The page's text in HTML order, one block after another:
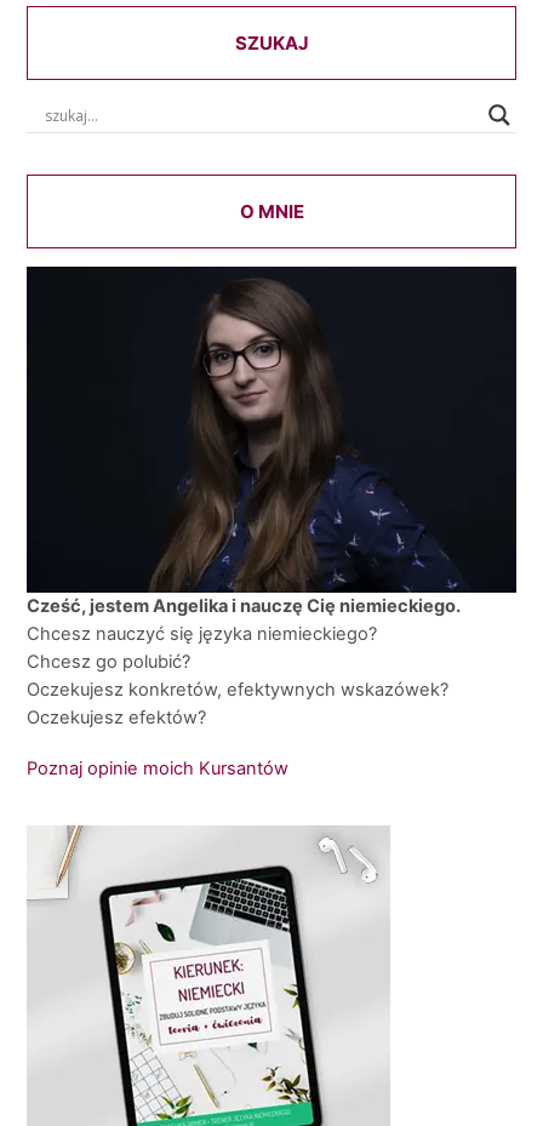
SZUKAJ
O MNIE
Cześć, jestem Angelika i nauczę Cię niemieckiego.
Chcesz nauczyć się języka niemieckiego?
Chcesz go polubić?
Oczekujesz konkretów, efektywnych wskazówek?
Oczekujesz efektów?
Poznaj opinie moich Kursantów